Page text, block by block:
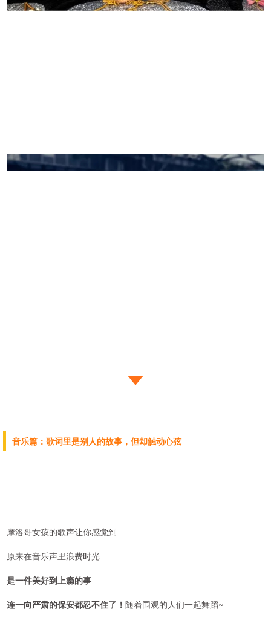
音乐篇：歌词里是别人的故事，但却触动心弦
摩洛哥女孩的歌声让你感觉到
原来在音乐声里浪费时光
是一件美好到上瘾的事
连一向严肃的保安都忍不住了！随着围观的人们一起舞蹈~